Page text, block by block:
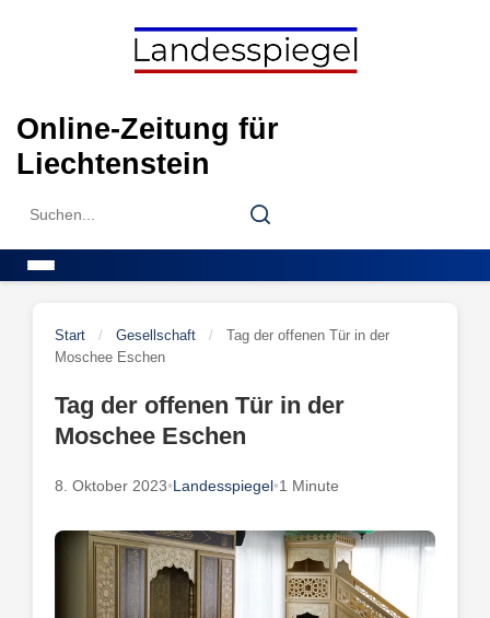
Online-Zeitung für
Liechtenstein
Search
Search
Start / Gesellschaft /
Tag der offenen Tür in der
Moschee Eschen
Tag der offenen Tür in der
Moschee Eschen
8. Oktober 2023•Landesspiegel•1 Minute